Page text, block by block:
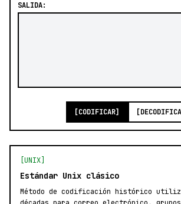
SALIDA:
[CODIFICAR]
[UNIX]
Estándar Unix clásico
Método de codificación histórico